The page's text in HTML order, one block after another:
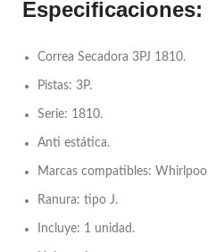
Especificaciones:
Correa Secadora 3PJ 1810.
Pistas: 3P.
Serie: 1810.
Anti estática.
Marcas compatibles:
Ranura: tipo J.
Incluye: 1 unidad.